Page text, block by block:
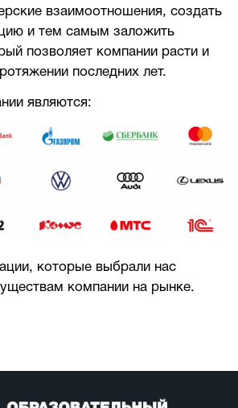
взаимоотношения, создать
и тем самым заложить
позволяет компании расти и
последних лет.
являются:
которые выбрали нас
компании на рынке.